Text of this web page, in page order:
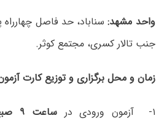
واحد مشهد:سناباد، حد فاصل
جنب تاﻻر کسری، مجتمع کوثر.
زمان و محل برگزاری و توزیع کارت
۱- آزمون ورودی در